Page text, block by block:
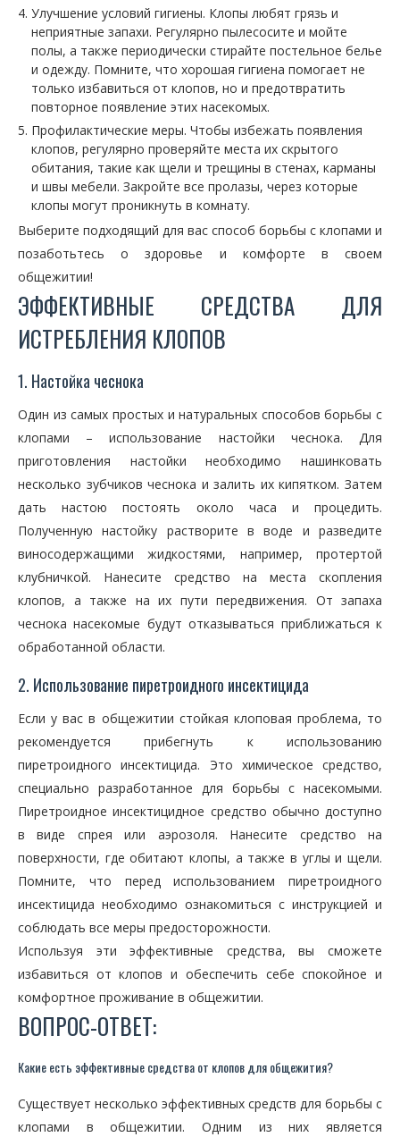
Улучшение условий гигиены. Клопы любят грязь и
неприятные запахи. Регулярно пылесосите и мойте
полы, а также периодически стирайте постельное белье
и одежду. Помните, что хорошая гигиена помогает не
только избавиться от клопов, но и предотвратить
повторное появление этих насекомых.
Профилактические меры. Чтобы избежать появления
клопов, регулярно проверяйте места их скрытого
обитания, такие как щели и трещины в стенах, карманы
и швы мебели. Закройте все пролазы, через которые
клопы могут проникнуть в комнату.
Выберите подходящий для вас способ борьбы с клопами и
позаботьтесь о здоровье и комфорте в своем
общежитии!
ЭФФЕКТИВНЫЕ СРЕДСТВА ДЛЯ
ИСТРЕБЛЕНИЯ КЛОПОВ
1. Настойка чеснока
Один из самых простых и натуральных способов борьбы с
клопами – использование настойки чеснока. Для
приготовления настойки необходимо нашинковать
несколько зубчиков чеснока и залить их кипятком. Затем
дать настою постоять около часа и процедить.
Полученную настойку растворите в воде и разведите
виносодержащими жидкостями, например, протертой
клубничкой. Нанесите средство на места скопления
клопов, а также на их пути передвижения. От запаха
чеснока насекомые будут отказываться приближаться к
обработанной области.
2. Использование пиретроидного инсектицида
Если у вас в общежитии стойкая клоповая проблема, то
рекомендуется прибегнуть к использованию
пиретроидного инсектицида. Это химическое средство,
специально разработанное для борьбы с насекомыми.
Пиретроидное инсектицидное средство обычно доступно
в виде спрея или аэрозоля. Нанесите средство на
поверхности, где обитают клопы, а также в углы и щели.
Помните, что перед использованием пиретроидного
инсектицида необходимо ознакомиться с инструкцией и
соблюдать все меры предосторожности.
Используя эти эффективные средства, вы сможете
избавиться от клопов и обеспечить себе спокойное и
комфортное проживание в общежитии.
ВОПРОС-ОТВЕТ:
Какие есть эффективные средства от клопов для общежития?
Существует несколько эффективных средств для борьбы с
клопами в общежитии. Одним из них является